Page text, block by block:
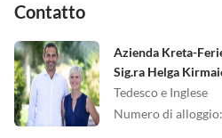
Contatto
Azienda Kreta-
Sig.ra Helga
Tedesco e Inglese
Numero di alloggio: